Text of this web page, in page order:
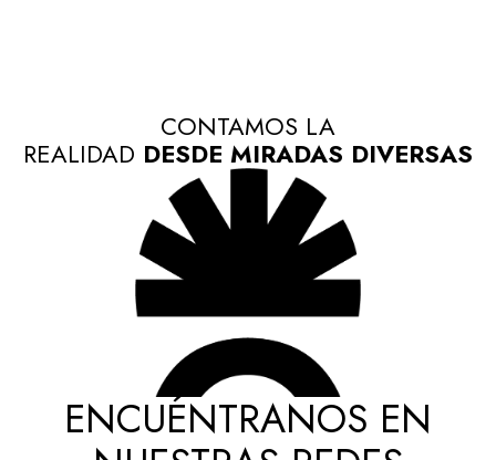
CONTAMOS LA
REALIDAD DESDE MIRADAS DIVERSAS
ENCUÉNTRANOS EN